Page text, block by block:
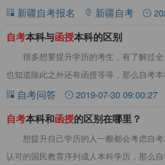
种族、学历、身体健康状况、居住地等限
新疆自考报名 新疆自考
自考本科与函授本科的区别
很多想要提升学历的考生，有了解过
也知道除此之外还有函授等等，那么自考
天自考生网就带大家来梳理一下，这两种取
自考问答 2019-07-30 09:00:27
自考本科和函授的区别在哪里？
想提升自己学历的人一般都会考虑自
认可的国民教育序列成人本科学历，那么